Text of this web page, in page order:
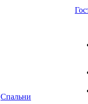
Спальни